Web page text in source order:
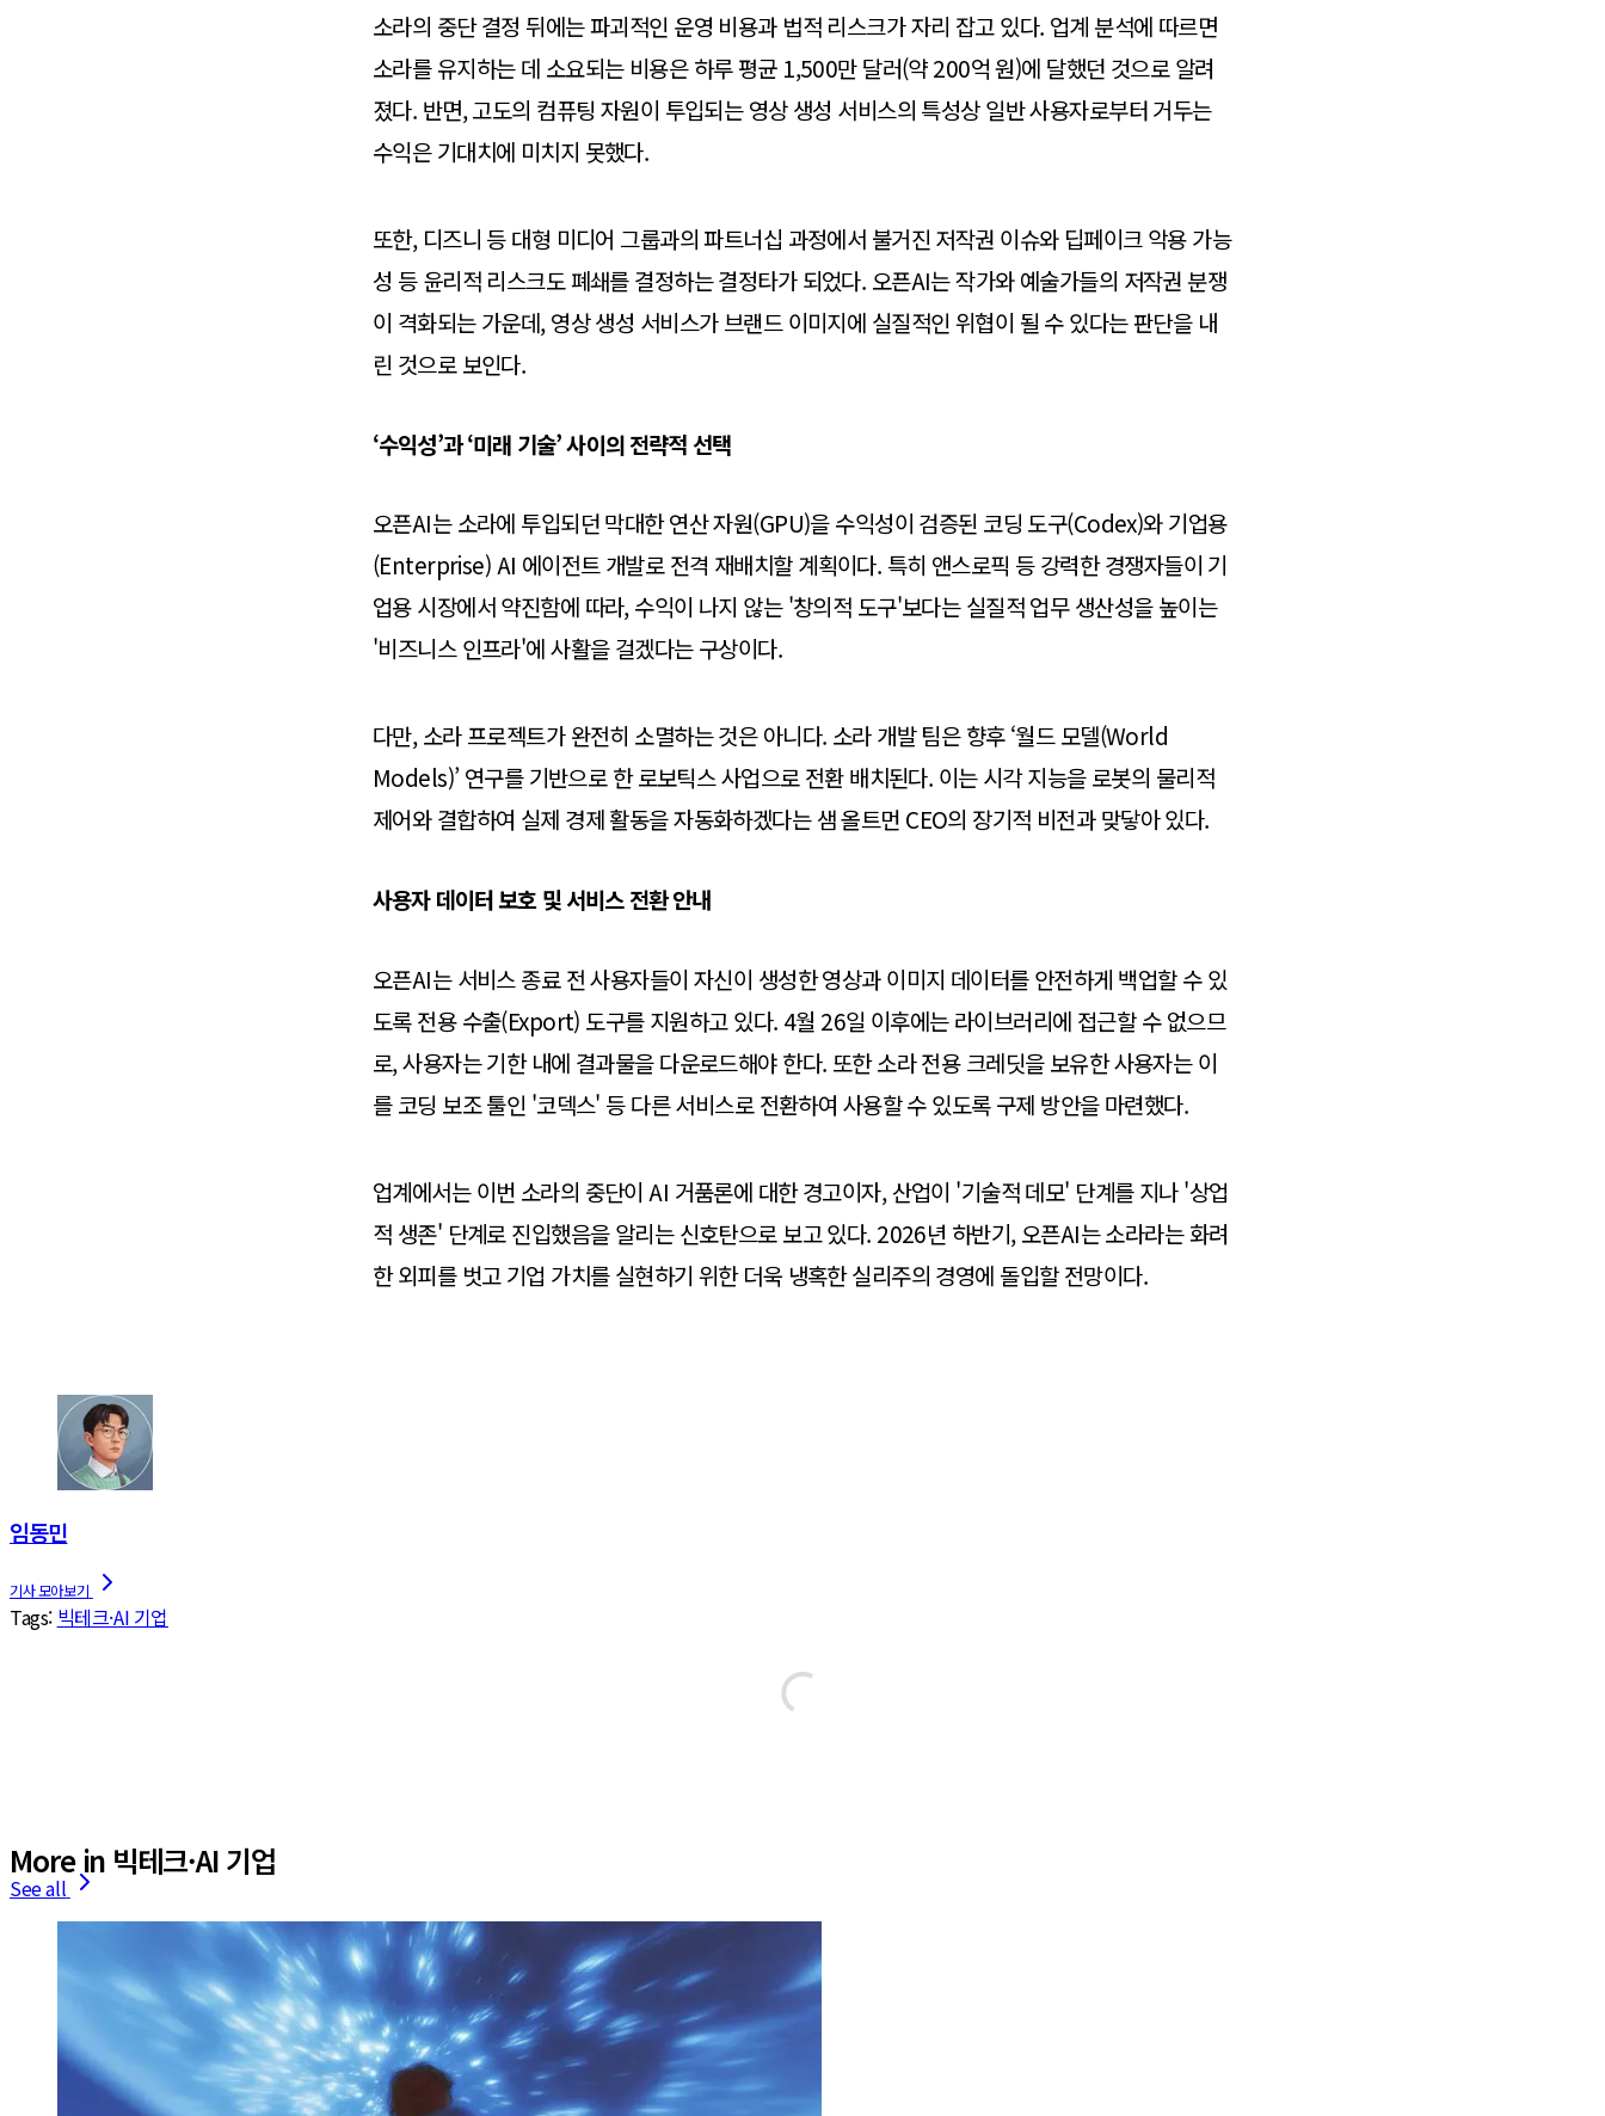
소라의 중단 결정 뒤에는 파괴적인 운영 비용과 법적 리스크가 자리 잡고 있다. 업계 분석에 따르면
소라를 유지하는 데 소요되는 비용은 하루 평균 1,500만 달러(약 200억 원)에 달했던 것으로 알려
졌다. 반면, 고도의 컴퓨팅 자원이 투입되는 영상 생성 서비스의 특성상 일반 사용자로부터 거두는
수익은 기대치에 미치지 못했다.
또한, 디즈니 등 대형 미디어 그룹과의 파트너십 과정에서 불거진 저작권 이슈와 딥페이크 악용 가능
성 등 윤리적 리스크도 폐쇄를 결정하는 결정타가 되었다. 오픈AI는 작가와 예술가들의 저작권 분쟁
이 격화되는 가운데, 영상 생성 서비스가 브랜드 이미지에 실질적인 위협이 될 수 있다는 판단을 내
린 것으로 보인다.
‘수익성’과 ‘미래 기술’ 사이의 전략적 선택
오픈AI는 소라에 투입되던 막대한 연산 자원(GPU)을 수익성이 검증된 코딩 도구(Codex)와 기업용
(Enterprise) AI 에이전트 개발로 전격 재배치할 계획이다. 특히 앤스로픽 등 강력한 경쟁자들이 기
업용 시장에서 약진함에 따라, 수익이 나지 않는 '창의적 도구'보다는 실질적 업무 생산성을 높이는
'비즈니스 인프라'에 사활을 걸겠다는 구상이다.
다만, 소라 프로젝트가 완전히 소멸하는 것은 아니다. 소라 개발 팀은 향후 ‘월드 모델(World
Models)’ 연구를 기반으로 한 로보틱스 사업으로 전환 배치된다. 이는 시각 지능을 로봇의 물리적
제어와 결합하여 실제 경제 활동을 자동화하겠다는 샘 올트먼 CEO의 장기적 비전과 맞닿아 있다.
사용자 데이터 보호 및 서비스 전환 안내
오픈AI는 서비스 종료 전 사용자들이 자신이 생성한 영상과 이미지 데이터를 안전하게 백업할 수 있
도록 전용 수출(Export) 도구를 지원하고 있다. 4월 26일 이후에는 라이브러리에 접근할 수 없으므
로, 사용자는 기한 내에 결과물을 다운로드해야 한다. 또한 소라 전용 크레딧을 보유한 사용자는 이
를 코딩 보조 툴인 '코덱스' 등 다른 서비스로 전환하여 사용할 수 있도록 구제 방안을 마련했다.
업계에서는 이번 소라의 중단이 AI 거품론에 대한 경고이자, 산업이 '기술적 데모' 단계를 지나 '상업
적 생존' 단계로 진입했음을 알리는 신호탄으로 보고 있다. 2026년 하반기, 오픈AI는 소라라는 화려
한 외피를 벗고 기업 가치를 실현하기 위한 더욱 냉혹한 실리주의 경영에 돌입할 전망이다.
임동민
Tags: 빅테크·AI 기업
More in 빅테크·AI 기업
See all